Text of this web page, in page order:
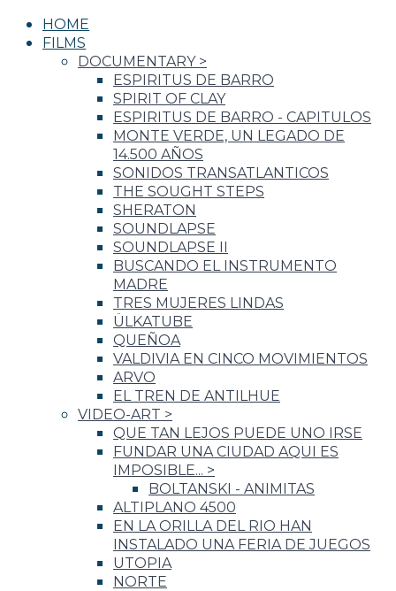
HOME
FILMS
DOCUMENTARY >
ESPIRITUS DE BARRO
SPIRIT OF CLAY
ESPIRITUS DE BARRO - CAPITULOS
MONTE VERDE, UN LEGADO DE
14.500 AÑOS
SONIDOS TRANSATLANTICOS
THE SOUGHT STEPS
SHERATON
SOUNDLAPSE
SOUNDLAPSE II
BUSCANDO EL INSTRUMENTO
MADRE
TRES MUJERES LINDAS
ÜLKATUBE
QUEÑOA
VALDIVIA EN CINCO MOVIMIENTOS
ARVO
EL TREN DE ANTILHUE
VIDEO-ART >
QUE TAN LEJOS PUEDE UNO IRSE
FUNDAR UNA CIUDAD AQUI ES
IMPOSIBLE... >
BOLTANSKI - ANIMITAS
ALTIPLANO 4500
EN LA ORILLA DEL RIO HAN
INSTALADO UNA FERIA DE JUEGOS
UTOPIA
NORTE